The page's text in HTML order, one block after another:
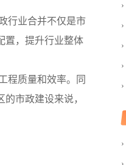
行业合并不仅是市
置，提升行业整体
程质量和效率。同
市政建设来说，